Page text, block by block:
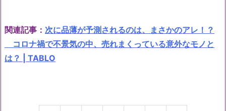
関連記事： 次に品薄が予測されるのは、まさかのアレ！？
コロナ禍で不景気の中、売れまくっている意外なモノと
は？ | TABLO